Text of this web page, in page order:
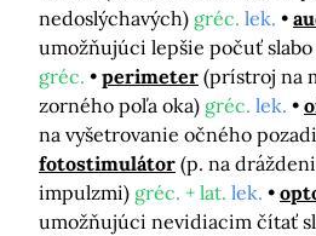
nedoslýchavých) gréc. lek.
umožňujúci lepšie počuť
gréc.
perimeter (prístroj na
zorného poľa oka) gréc. lek.
na vyšetrovanie očného
fotostimulátor (p. na
impulzmi) gréc. + lat. lek.
umožňujúci nevidiacim čítať